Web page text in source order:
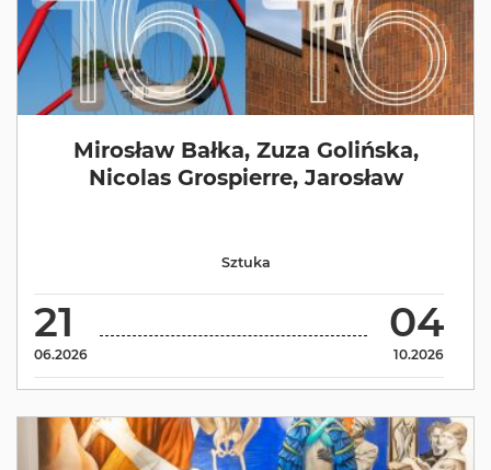
Mirosław Bałka, Zuza Golińska,
Nicolas Grospierre, Jarosław
21
06.2026
04
10.2026
Sztuka